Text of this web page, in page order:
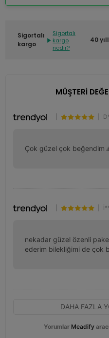
Sigortalı
kargo
Sigortalı
kargo
nedir?
40
MÜŞTERİ
Çok güzel çok beğendim
nekadar güzel özenli
ederim bilekliğimi de çok
DAHA FAZLA
Yorumlar Meadify